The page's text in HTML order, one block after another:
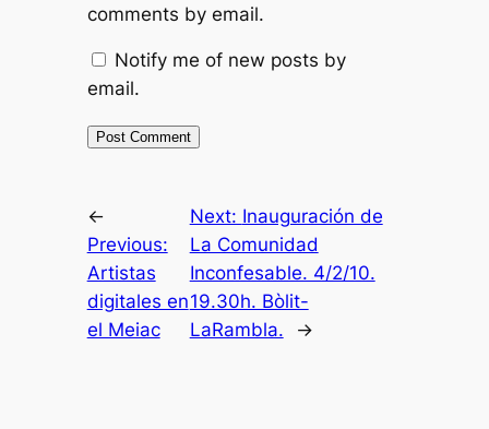
comments by email.
Notify me of new posts by
email.
←
Previous:
Artistas
digitales en
el Meiac
Next: Inauguración de
La Comunidad
Inconfesable. 4/2/10.
19.30h. Bòlit-
LaRambla.
→